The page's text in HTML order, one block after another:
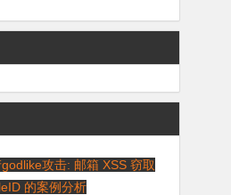
攻击: 邮箱 XSS 窃取
的案例分析